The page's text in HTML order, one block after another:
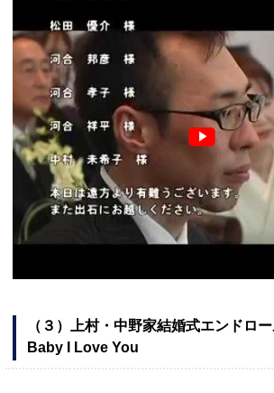
（３）上村・中野家結婚式エンドロ
Baby I Love You